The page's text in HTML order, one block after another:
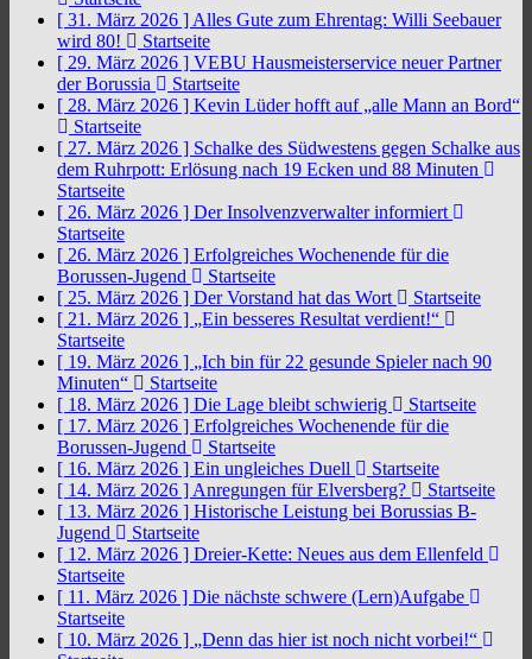
[ 31. März 2026 ] Alles Gute zum Ehrentag: Willi Seebauer
wird 80!
Startseite
[ 29. März 2026 ] VEBU Hausmeisterservice neuer Partner
der Borussia
Startseite
[ 28. März 2026 ] Kevin Lüder hofft auf „alle Mann an Bord“
Startseite
[ 27. März 2026 ] Schalke des Südwestens gegen Schalke aus
dem Ruhrpott: Erlösung nach 19 Ecken und 88 Minuten
Startseite
[ 26. März 2026 ] Der Insolvenzverwalter informiert
Startseite
[ 26. März 2026 ] Erfolgreiches Wochenende für die
Borussen-Jugend
Startseite
[ 25. März 2026 ] Der Vorstand hat das Wort
Startseite
[ 21. März 2026 ] „Ein besseres Resultat verdient!“
Startseite
[ 19. März 2026 ] „Ich bin für 22 gesunde Spieler nach 90
Minuten“
Startseite
[ 18. März 2026 ] Die Lage bleibt schwierig
Startseite
[ 17. März 2026 ] Erfolgreiches Wochenende für die
Borussen-Jugend
Startseite
[ 16. März 2026 ] Ein ungleiches Duell
Startseite
[ 14. März 2026 ] Anregungen für Elversberg?
Startseite
[ 13. März 2026 ] Historische Leistung bei Borussias B-
Jugend
Startseite
[ 12. März 2026 ] Dreier-Kette: Neues aus dem Ellenfeld
Startseite
[ 11. März 2026 ] Die nächste schwere (Lern)Aufgabe
Startseite
[ 10. März 2026 ] „Denn das hier ist noch nicht vorbei!“